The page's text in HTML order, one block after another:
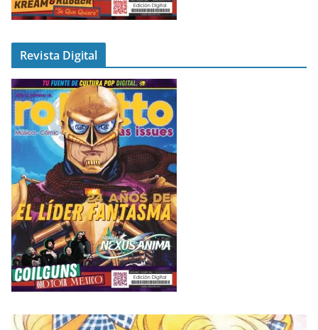
Revista Digital